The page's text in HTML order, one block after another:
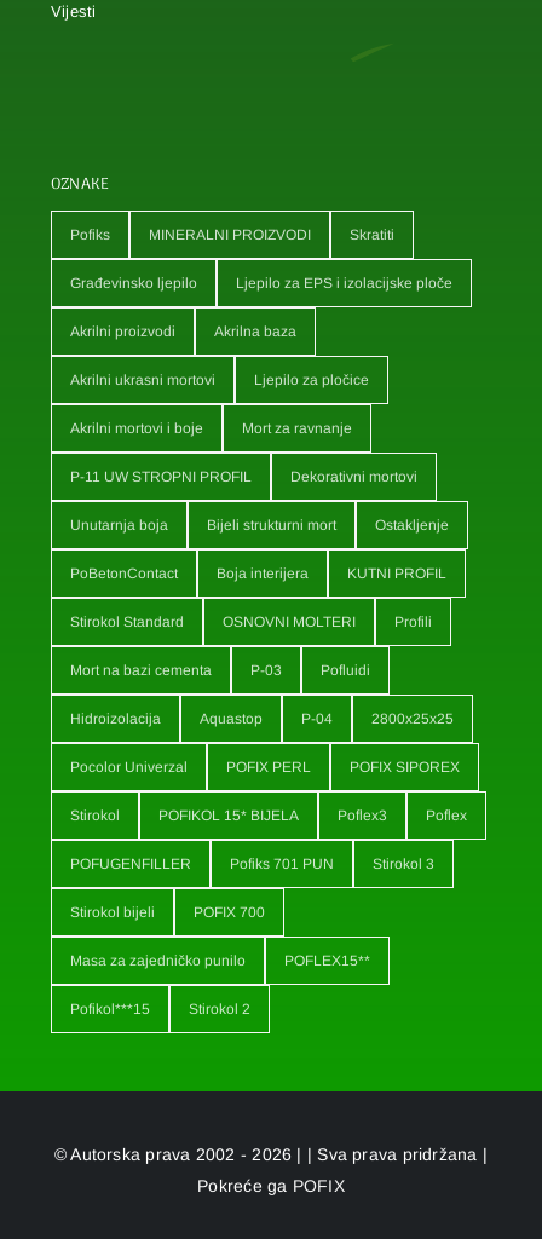
Vijesti
OZNAKE
Pofiks MINERALNI PROIZVODI Skratiti
Građevinsko ljepilo Ljepilo za EPS i izolacijske ploče
Akrilni proizvodi Akrilna baza
Akrilni ukrasni mortovi Ljepilo za pločice
Akrilni mortovi i boje Mort za ravnanje
P-11 UW STROPNI PROFIL Dekorativni mortovi
Unutarnja boja Bijeli strukturni mort Ostakljenje
PoBetonContact Boja interijera KUTNI PROFIL
Stirokol Standard OSNOVNI MOLTERI Profili
Mort na bazi cementa P-03 Pofluidi
Hidroizolacija Aquastop P-04 2800x25x25
Pocolor Univerzal POFIX PERL POFIX SIPOREX
Stirokol POFIKOL 15* BIJELA Poflex3 Poflex
POFUGENFILLER Pofiks 701 PUN Stirokol 3
Stirokol bijeli POFIX 700
Masa za zajedničko punilo POFLEX15**
Pofikol***15 Stirokol 2
© Autorska prava 2002 - 2026 | | Sva prava pridržana |
Pokreće ga POFIX